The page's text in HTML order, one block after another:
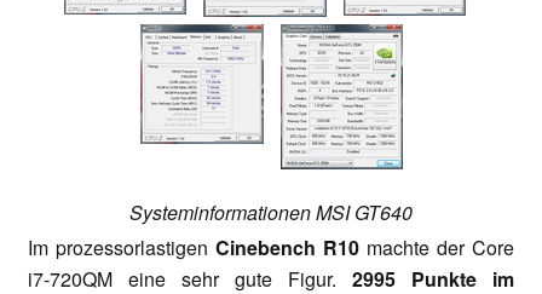
Systeminformationen MSI GT640
Im prozessorlastigen Cinebench R10 machte der Core
i7-720QM eine sehr gute Figur. 2995 Punkte im